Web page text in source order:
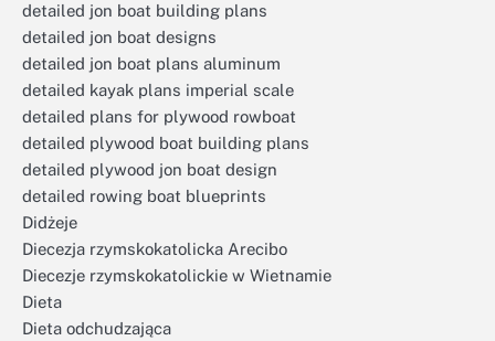
detailed jon boat building plans
detailed jon boat designs
detailed jon boat plans aluminum
detailed kayak plans imperial scale
detailed plans for plywood rowboat
detailed plywood boat building plans
detailed plywood jon boat design
detailed rowing boat blueprints
Didżeje
Diecezja rzymskokatolicka Arecibo
Diecezje rzymskokatolickie w Wietnamie
Dieta
Dieta odchudzająca